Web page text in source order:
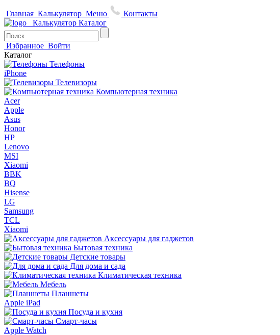
Главная Калькулятор Меню
Контакты
Калькулятор Каталог
Избранное Войти
Каталог
Телефоны
iPhone
Телевизоры
Компьютерная техника
Acer
Apple
Asus
Honor
HP
Lenovo
MSI
Xiaomi
BBK
BQ
Hisense
LG
Samsung
TCL
Xiaomi
Аксессуары для гаджетов
Бытовая техника
Детские товары
Для дома и сада
Климатическая техника
Мебель
Планшеты
Apple iPad
Посуда и кухня
Смарт-часы
Apple Watch